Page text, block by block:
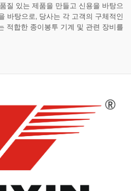
질 있는 제품을 만들고 신용을 바탕으
바탕으로, 당사는 각 고객의 구체적인
적합한 종이봉투 기계 및 관련 장비를